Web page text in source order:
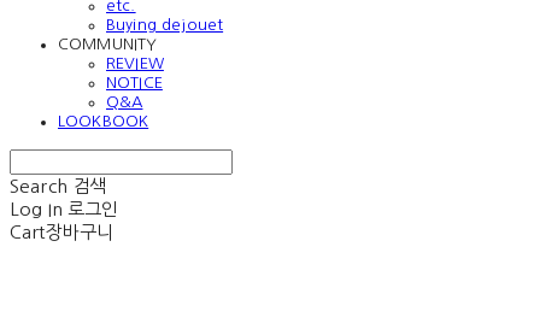
etc.
Buying dejouet
COMMUNITY
REVIEW
NOTICE
Q&A
LOOKBOOK
Search 검색
Log In 로그인
Cart장바구니